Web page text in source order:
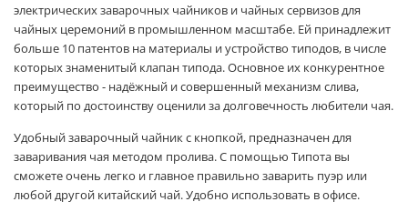
электрических заварочных чайников и чайных сервизов для
чайных церемоний в промышленном масштабе. Ей принадлежит
больше 10 патентов на материалы и устройство типодов, в числе
которых знаменитый клапан типода. Основное их конкурентное
преимущество - надёжный и совершенный механизм слива,
который по достоинству оценили за долговечность любители чая.
Удобный заварочный чайник с кнопкой, предназначен для
заваривания чая методом пролива. С помощью Типота вы
сможете очень легко и главное правильно заварить пуэр или
любой другой китайский чай. Удобно использовать в офисе.